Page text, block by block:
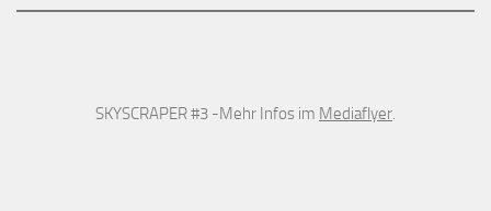
SKYSCRAPER #3 -Mehr Infos im Mediaflyer.